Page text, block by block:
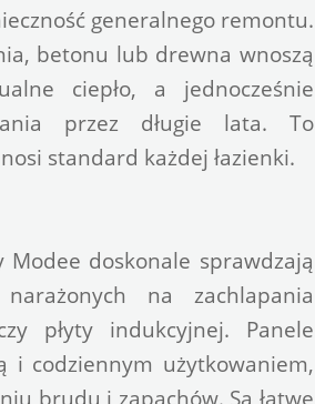
generalnego remontu.
betonu lub drewna wnoszą
ciepło, a jednocześnie
przez długie lata. To
standard każdej łazienki.
Modee doskonale sprawdzają
na zachlapania
płyty indukcyjnej. Panele
i codziennym użytkowaniem,
brudu i zapachów. Są łatwe